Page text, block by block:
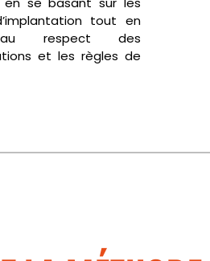
tout en
respect des
et les règles de